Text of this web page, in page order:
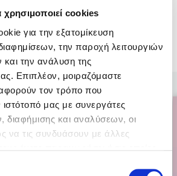
χρησιμοποιεί cookies
για την εξατομίκευση
την παροχή λειτουργιών
την ανάλυση της
Επιπλέον, μοιραζόμαστε
τον τρόπο που
ιστότοπό μας με συνεργάτες
διαφήμισης και αναλύσεων, οι
να τις συνδυάσουν με άλλες
Γλωσσόπουλος
γίγαντας στο σχολείο